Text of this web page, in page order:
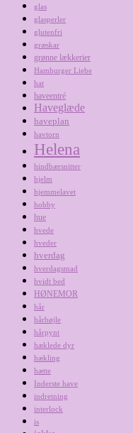
glas
glasperler
glutenfri
græskar
grønne lækkerier
Hamburger Liebe
hat
haveentré
Haveglæde
haveplan
havtorn
Helena
hindbærsnitter
hjelm
hjemmelavet
hobby
hue
hvede
hveder
hverdag
hverdagsmad
hvidt bed
HØNEMOR
hår
hårbøjle
hårpynt
hæklede dyr
hækling
hætte
Inderste have
indretning
interlock
is